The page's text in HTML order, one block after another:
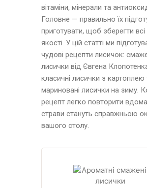
вітаміни, мінерали та
Головне — правильно їх
приготувати, щоб зберегти всі
якості. У цій статті ми
чудові рецепти лисичок:
лисички від Євгена
класичні лисички з картоплею
мариновані лисички на зиму.
рецепт легко повторити
страви стануть справжньою
вашого столу.